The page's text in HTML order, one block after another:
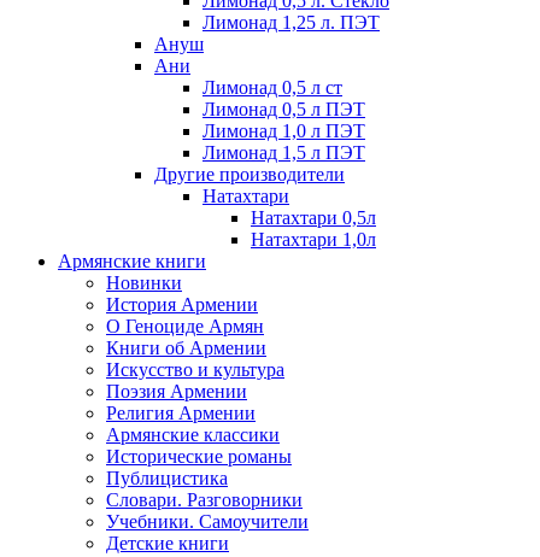
Лимонад 1,25 л. ПЭТ
Ануш
Ани
Лимонад 0,5 л ст
Лимонад 0,5 л ПЭТ
Лимонад 1,0 л ПЭТ
Лимонад 1,5 л ПЭТ
Другие производители
Натахтари
Натахтари 0,5л
Натахтари 1,0л
Армянские книги
Новинки
История Армении
О Геноциде Армян
Книги об Армении
Иcкусство и культура
Поэзия Армении
Религия Армении
Армянские классики
Исторические романы
Публицистика
Словари. Разговорники
Учебники. Самоучители
Детские книги